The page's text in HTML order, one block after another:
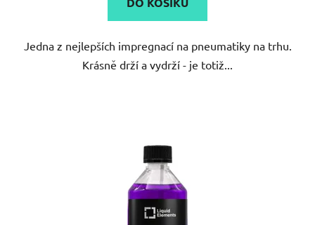
z
hvězdiček.
Jedna z nejlepších impregnací na pneumatiky na trhu.
Krásně drží a vydrží - je totiž...